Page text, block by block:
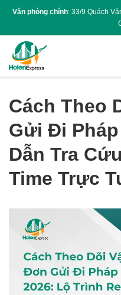
Văn phòng chính: 33/9 Quách
Cách Theo
Gửi Đi
Dẫn Tra
Time Trực